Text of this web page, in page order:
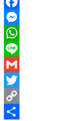
Facebook
Messenger
WhatsApp
Line
Gmail
Twitter
Copy